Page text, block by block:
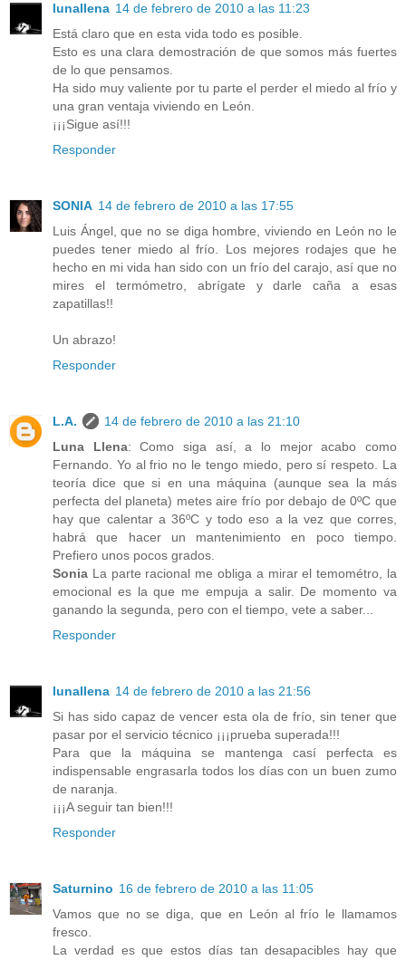
lunallena 14 de febrero de 2010 a las 11:23
Está claro que en esta vida todo es posible.
Esto es una clara demostración de que somos más fuertes
de lo que pensamos.
Ha sido muy valiente por tu parte el perder el miedo al frío y
una gran ventaja viviendo en León.
¡¡¡Sigue así!!!
Responder
SONIA 14 de febrero de 2010 a las 17:55
Luis Ángel, que no se diga hombre, viviendo en León no le
puedes tener miedo al frío. Los mejores rodajes que he
hecho en mi vida han sido con un frío del carajo, así que no
mires el termómetro, abrígate y darle caña a esas
zapatillas!!
Un abrazo!
Responder
L.A.
14 de febrero de 2010 a las 21:10
Luna Llena: Como siga así, a lo mejor acabo como
Fernando. Yo al frio no le tengo miedo, pero sí respeto. La
teoría dice que si en una máquina (aunque sea la más
perfecta del planeta) metes aire frío por debajo de 0ºC que
hay que calentar a 36ºC y todo eso a la vez que corres,
habrá que hacer un mantenimiento en poco tiempo.
Prefiero unos pocos grados.
Sonia La parte racional me obliga a mirar el temométro, la
emocional es la que me empuja a salir. De momento va
ganando la segunda, pero con el tiempo, vete a saber...
Responder
lunallena 14 de febrero de 2010 a las 21:56
Si has sido capaz de vencer esta ola de frío, sin tener que
pasar por el servicio técnico ¡¡¡prueba superada!!!
Para que la máquina se mantenga casí perfecta es
indispensable engrasarla todos los días con un buen zumo
de naranja.
¡¡¡A seguir tan bien!!!
Responder
Saturnino 16 de febrero de 2010 a las 11:05
Vamos que no se diga, que en León al frío le llamamos
fresco.
La verdad es que estos días tan desapacibles hay que